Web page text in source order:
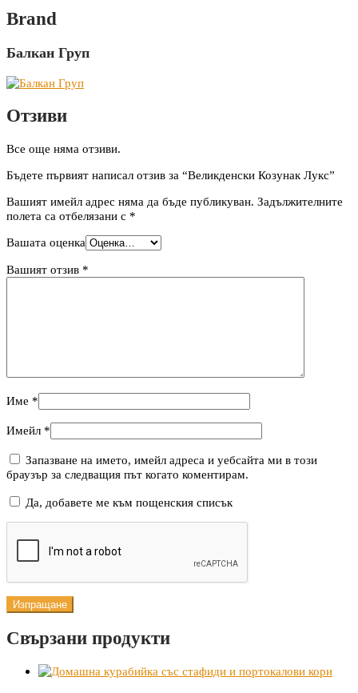
Brand
Балкан Груп
Отзиви
Все още няма отзиви.
Бъдете първият написал отзив за “Великденски Козунак Лукс”
Вашият имейл адрес няма да бъде публикуван. Задължителните
полета са отбелязани с *
Вашата оценка
Вашият отзив *
Име *
Имейл *
Запазване на името, имейл адреса и уебсайта ми в този
браузър за следващия път когато коментирам.
Да, добавете ме към пощенския списък
Свързани продукти